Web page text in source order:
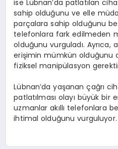
ise Lübnan’da patlatılan
sahip olduğunu ve elle
parçalara sahip olduğunu
telefonlara fark edilmeden
olduğunu vurguladı. Ayrıca,
erişimin mümkün olduğunu
fiziksel manipülasyon
Lübnan’da yaşanan çağrı
patlatılması olayı büyük bir
uzmanlar akıllı telefonlara
ihtimal olduğunu vurguluyor.